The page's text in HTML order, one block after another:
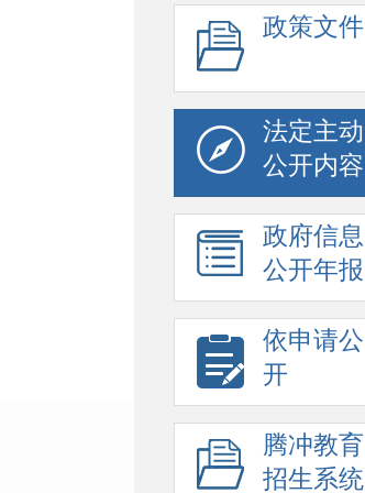
政策文件
法定主动
公开内容
政府信息
公开年报
依申请公
开
腾冲教育
招生系统